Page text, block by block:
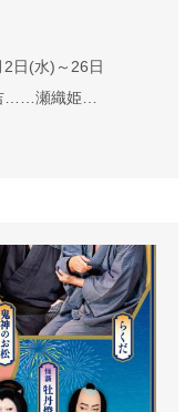
日(水)～26日
……瀬織姫…